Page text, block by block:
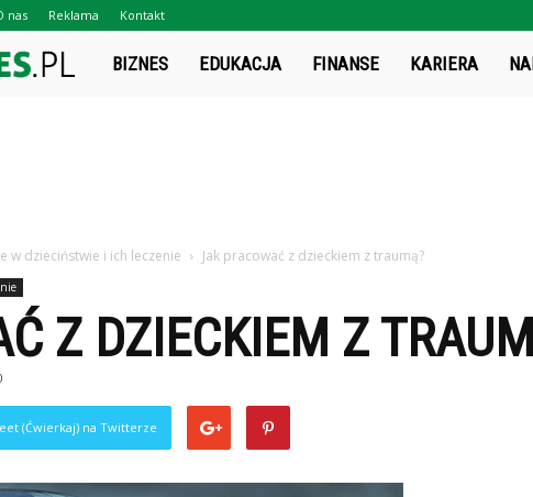
nas Reklama Kontakt
Projektsukces.pl
BIZNES EDUKACJA FINANSE KARIERA
w dzieciństwie i ich leczenie Jak pracować z dzieckiem z traumą?
Z DZIECKIEM Z
(Ćwierkaj) na Twitterze